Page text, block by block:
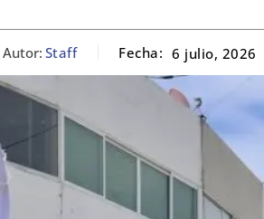
Autor: Staff Fecha: 6 julio, 2026